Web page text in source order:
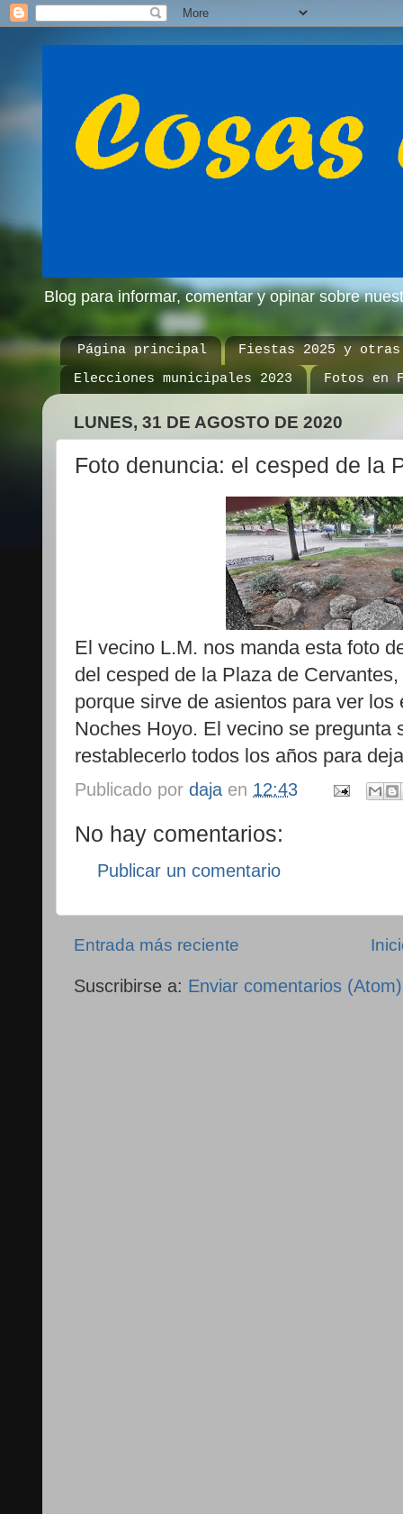
Blog para informar, comentar y opinar sobre
Página principal
Fiestas 2025 y otras
Elecciones municipales 2023
Fotos en
LUNES, 31 DE AGOSTO DE 2020
Foto denuncia: el cesped de la
El vecino L.M. nos manda esta foto
del cesped de la Plaza de
porque sirve de asientos para ver
Noches Hoyo. El vecino se pregunta
restablecerlo todos los años para
Publicado por daja en 12:43
No hay comentarios:
Publicar un comentario
Entrada más reciente
Suscribirse a: Enviar comentarios (Atom)